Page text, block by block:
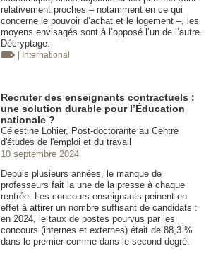
relativement proches – notamment en ce qui
concerne le pouvoir d’achat et le logement –, les
moyens envisagés sont à l’opposé l’un de l’autre.
Décryptage.
| International
Recruter des enseignants contractuels :
une solution durable pour l’Éducation
nationale ?
Célestine Lohier, Post-doctorante au Centre
d'études de l'emploi et du travail
10 septembre 2024
Depuis plusieurs années, le manque de
professeurs fait la une de la presse à chaque
rentrée. Les concours enseignants peinent en
effet à attirer un nombre suffisant de candidats :
en 2024, le taux de postes pourvus par les
concours (internes et externes) était de 88,3 %
dans le premier comme dans le second degré.